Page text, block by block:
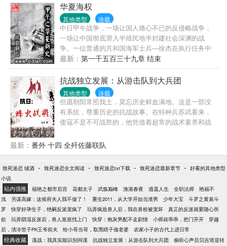
宿主完成救人、娶妻、开荒三个任务，触发隐藏奖
励……】百花仙子、玉女仙宗的女仙姐姐，都这么热
情么？别乱摸啊！天玄圣女姐妹花，跪下做甚.......本
小说纯属虚构，如有雷同，纯属巧合，切勿模仿。
华夏海权
其他类型 连载
中日甲午战争，一场让国人痛心不已的反侵略战争，
一场让中国彻底滑入半殖民地半封建社会深渊的战
争。一位普通的共和国海军士兵—徐杰在执行任务中
意外穿越到了1889年意大利。在离甲午还有5年多的时
间里，他能做什么？能否通过自己的知识与能力而力
挽狂澜？而在平息甲午危局后，偌大的中国航船又将
驶向何方？在列强夹缝中奋力求生的泱泱古国能否重
新再现往日的辉煌？敬请大家阅读此文。 本文力求情
节严谨，在技术描写上不会YY。如有不周全之处，希
望大家能够指点一二。 ...
最新： 第一千五百三十九章 结束
抗战独立发展：从游击队到大兵团
其他类型 连载
但愿朝阳常照我土，莫忘历史鲜血满地。这是一部没
有系统，尊重历史的抗战故事。在特种兵苏武看来，
倭寇不是不可战胜的，他凭借着超常的战术素养和战
战场犹如一把利剑直刺倭寇心脏，为四万万民众冲散
头顶的乌云！
最新： 番外 十四 全歼佐藤联队
致死迷恋 绒酒 - 致死迷恋全文阅读 - 致死迷恋txt下载 - 致死迷恋最新章节 - 好看的其他类型
小说
站内强推 福艳之都市后宫 花都太子 武炼巅峰 渔港春夜 逍遥人生 全职法师
艳福不
浅
另谋高嫁：这侯府夫人我不做了！ 重生2011，从大学开始当渣男 少年大宝
斗罗之黄泉斗
罗
快穿好孕生子，绝嗣反派宠疯了 玩弄疯批兽人后，我在兽校被宠坏
真正的反派就要随心所
欲
玩弄阴湿反派后，兽人崽崽找上门 快穿：炮灰男配不走剧情 小师叔乖乖，把门开开
穿越
后，清冷世子PK王爷前夫
给小哥当哥，取黑瞎子做老婆 农家小子的古代上进日常
经典收藏 谍战：我其实能识别间谍 抗战独立发展：从游击队到大兵团
偷听心声后贝吉塔逆转